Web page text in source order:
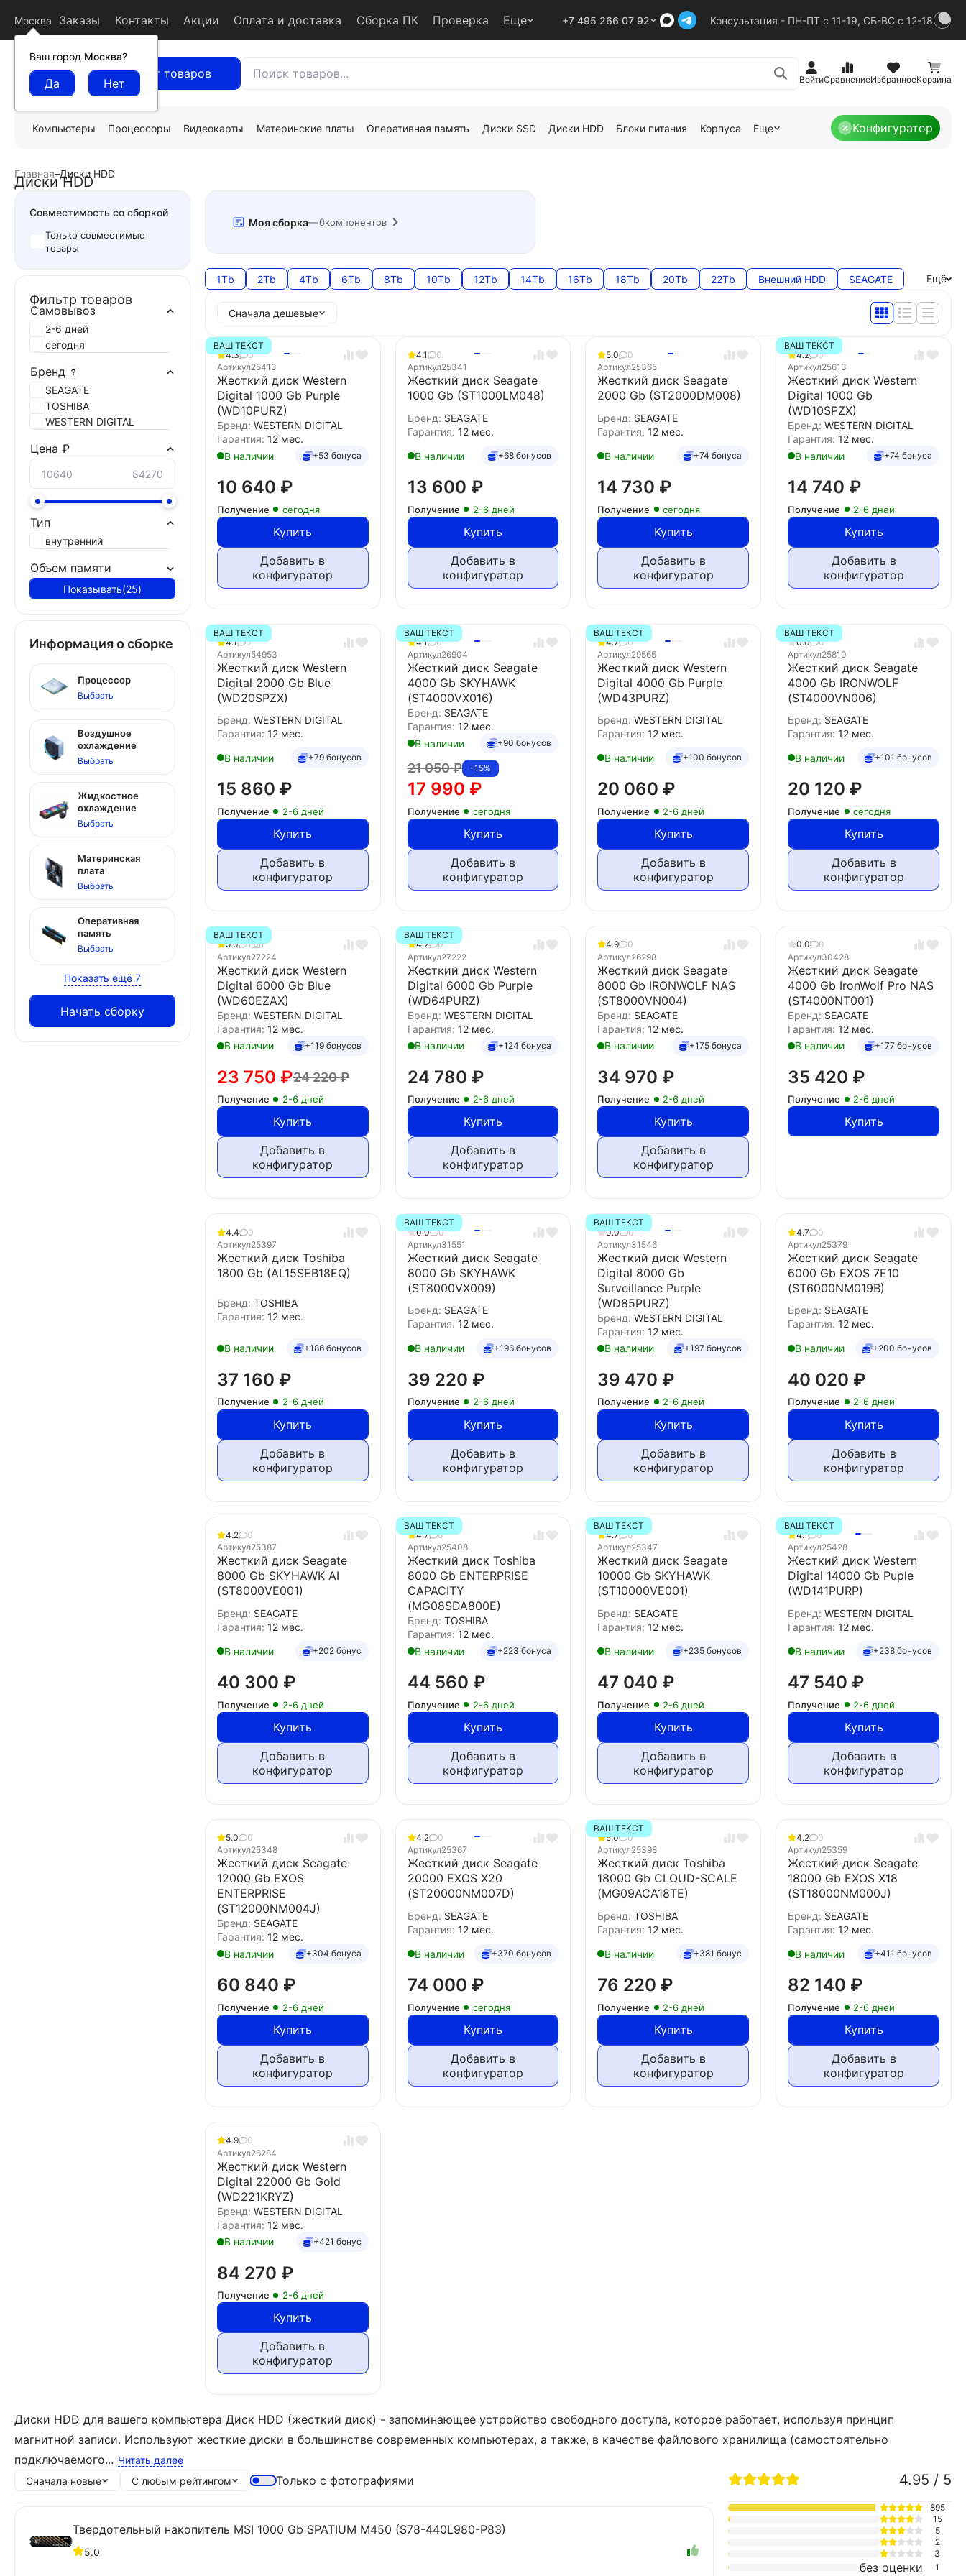
Москва
Ваш город Москва?
Заказы Контакты Акции Оплата и доставка Сборка ПК Проверка Еще +7 495 266 07 92 Консультация - ПН-ПТ с 11-19, СБ-ВС с 12-18
Каталог товаров ВойтиСравнениеИзбранноеКорзина
Компьютеры Процессоры Видеокарты Материнские платы Оперативная память Диски SSD Диски HDD Блоки питания Корпуса Еще Конфигуратор
Главная–Диски HDD
Диски HDD
Моя сборка 0компонентов
1Tb 2Tb 4Tb 6Tb 8Tb 10Tb 12Tb 14Tb 16Tb 18Tb 20Tb 22Tb Внешний HDD SEAGATE Ещё
Сначала дешевые
ВАШ ТЕКСТ
4.3
0
Артикул25413
Жесткий диск Western
Digital 1000 Gb Purple
(WD10PURZ)
Бренд: WESTERN DIGITAL
Гарантия: 12 мес.
В наличии
+53 бонуса
10 640 ₽
Получение сегодня
Купить
Добавить в
конфигуратор
4.1
0
Артикул25341
Жесткий диск Seagate
1000 Gb (ST1000LM048)
Бренд: SEAGATE
Гарантия: 12 мес.
В наличии
+68 бонусов
13 600 ₽
Получение 2-6 дней
Купить
Добавить в
конфигуратор
5.0
0
Артикул25365
Жесткий диск Seagate
2000 Gb (ST2000DM008)
Бренд: SEAGATE
Гарантия:12 мес.
В наличии
+74 бонуса
14 730 ₽
Получение сегодня
Купить
Добавить в
конфигуратор
ВАШ ТЕКСТ
4.2
0
Артикул25613
Жесткий диск Western
Digital 1000 Gb
(WD10SPZX)
Бренд:WESTERN DIGITAL
Гарантия:12 мес.
В наличии
+74 бонуса
14 740 ₽
Получение 2-6 дней
Купить
Добавить в
конфигуратор
ВАШ ТЕКСТ
4.1
0
Артикул54953
Жесткий диск Western
Digital 2000 Gb Blue
(WD20SPZX)
Бренд: WESTERN DIGITAL
Гарантия: 12 мес.
В наличии
+79 бонусов
15 860 ₽
Получение 2-6 дней
Купить
Добавить в
конфигуратор
ВАШ ТЕКСТ
4.1
0
Артикул26904
Жесткий диск Seagate
4000 Gb SKYHAWK
(ST4000VX016)
Бренд: SEAGATE
Гарантия: 12 мес.
В наличии
+90 бонусов
-15%
21 050₽
17 990 ₽
Получение сегодня
Купить
Добавить в
конфигуратор
ВАШ ТЕКСТ
4.7
0
Артикул29565
Жесткий диск Western
Digital 4000 Gb Purple
(WD43PURZ)
Бренд:WESTERN DIGITAL
Гарантия:12 мес.
В наличии
+100 бонусов
20 060 ₽
Получение 2-6 дней
Купить
Добавить в
конфигуратор
ВАШ ТЕКСТ
0.0
0
Артикул25810
Жесткий диск Seagate
4000 Gb IRONWOLF
(ST4000VN006)
Бренд: SEAGATE
Гарантия:12 мес.
В наличии
+101 бонусов
20 120 ₽
Получение сегодня
Купить
Добавить в
конфигуратор
ВАШ ТЕКСТ
5.0
1
1
Артикул27224
Жесткий диск Western
Digital 6000 Gb Blue
(WD60EZAX)
Бренд: WESTERN DIGITAL
Гарантия: 12 мес.
В наличии
+119 бонусов
24 220₽
23 750 ₽
Получение 2-6 дней
Купить
Добавить в
конфигуратор
ВАШ ТЕКСТ
4.2
0
Артикул27222
Жесткий диск Western
Digital 6000 Gb Purple
(WD64PURZ)
Бренд: WESTERN DIGITAL
Гарантия: 12 мес.
В наличии
+124 бонуса
24 780 ₽
Получение 2-6 дней
Купить
Добавить в
конфигуратор
4.9
0
Артикул26298
Жесткий диск Seagate
8000 Gb IRONWOLF NAS
(ST8000VN004)
Бренд: SEAGATE
Гарантия:12 мес.
В наличии
+175 бонуса
34 970 ₽
Получение 2-6 дней
Купить
Добавить в
конфигуратор
0.0
0
Артикул30428
Жесткий диск Seagate
4000 Gb IronWolf Pro NAS
(ST4000NT001)
Бренд: SEAGATE
Гарантия:12 мес.
В наличии
+177 бонусов
35 420 ₽
Получение 2-6 дней
Купить
4.4
0
Артикул25397
Жесткий диск Toshiba
1800 Gb (AL15SEB18EQ)
Бренд: TOSHIBA
Гарантия: 12 мес.
В наличии +186 бонусов
37 160 ₽
Получение 2-6 дней
Купить
Добавить в
конфигуратор
ВАШ ТЕКСТ
0.0
0
Артикул31551
Жесткий диск Seagate
8000 Gb SKYHAWK
(ST8000VX009)
Бренд: SEAGATE
Гарантия: 12 мес.
В наличии
+196 бонусов
39 220 ₽
Получение 2-6 дней
Купить
Добавить в
конфигуратор
ВАШ ТЕКСТ
0.0
0
Артикул31546
Жесткий диск Western
Digital 8000 Gb
Surveillance Purple
(WD85PURZ)
Бренд:WESTERN DIGITAL
Гарантия:12 мес.
В наличии
+197 бонусов
39 470 ₽
Получение 2-6 дней
Купить
Добавить в
конфигуратор
4.7
0
Артикул25379
Жесткий диск Seagate
6000 Gb EXOS 7E10
(ST6000NM019B)
Бренд: SEAGATE
Гарантия:12 мес.
В наличии
+200 бонусов
40 020 ₽
Получение 2-6 дней
Купить
Добавить в
конфигуратор
4.2
0
Артикул25387
Жесткий диск Seagate
8000 Gb SKYHAWK AI
(ST8000VE001)
Бренд: SEAGATE
Гарантия: 12 мес.
В наличии
+202 бонус
40 300 ₽
Получение 2-6 дней
Купить
Добавить в
конфигуратор
ВАШ ТЕКСТ
4.7
0
Артикул25408
Жесткий диск Toshiba
8000 Gb ENTERPRISE
CAPACITY
(MG08SDA800E)
Бренд: TOSHIBA
Гарантия: 12 мес.
В наличии
+223 бонуса
44 560 ₽
Получение 2-6 дней
Купить
Добавить в
конфигуратор
ВАШ ТЕКСТ
4.7
0
Артикул25347
Жесткий диск Seagate
10000 Gb SKYHAWK
(ST10000VE001)
Бренд: SEAGATE
Гарантия:12 мес.
В наличии
+235 бонусов
47 040 ₽
Получение 2-6 дней
Купить
Добавить в
конфигуратор
ВАШ ТЕКСТ
4.1
0
Артикул25428
Жесткий диск Western
Digital 14000 Gb Puple
(WD141PURP)
Бренд:WESTERN DIGITAL
Гарантия:12 мес.
В наличии
+238 бонусов
47 540 ₽
Получение 2-6 дней
Купить
Добавить в
конфигуратор
5.0
0
Артикул25348
Жесткий диск Seagate
12000 Gb EXOS
ENTERPRISE
(ST12000NM004J)
Бренд: SEAGATE
Гарантия: 12 мес.
В наличии
+304 бонуса
60 840 ₽
Получение 2-6 дней
Купить
Добавить в
конфигуратор
4.2
0
Артикул25367
Жесткий диск Seagate
20000 EXOS X20
(ST20000NM007D)
Бренд: SEAGATE
Гарантия: 12 мес.
В наличии
+370 бонусов
74 000 ₽
Получение сегодня
Купить
Добавить в
конфигуратор
ВАШ ТЕКСТ
5.0
0
Артикул25398
Жесткий диск Toshiba
18000 Gb CLOUD-SCALE
(MG09ACA18TE)
Бренд:TOSHIBA
Гарантия:12 мес.
В наличии
+381 бонус
76 220 ₽
Получение 2-6 дней
Купить
Добавить в
конфигуратор
4.2
0
Артикул25359
Жесткий диск Seagate
18000 Gb EXOS X18
(ST18000NM000J)
Бренд: SEAGATE
Гарантия:12 мес.
В наличии
+411 бонусов
82 140 ₽
Получение 2-6 дней
Купить
Добавить в
конфигуратор
4.9
0
Артикул26284
Жесткий диск Western
Digital 22000 Gb Gold
(WD221KRYZ)
Бренд: WESTERN DIGITAL
Гарантия: 12 мес.
В наличии
+421 бонус
84 270 ₽
Получение 2-6 дней
Купить
Добавить в
конфигуратор
Совместимость со сборкой
Только совместимые
товары
Фильтр товаров
Самовывоз
2-6 дней
сегодня
Бренд
SEAGATE
TOSHIBA
WESTERN DIGITAL
Цена ₽
Тип
внутренний
Объем памяти
Показывать(25)
Информация о сборке
Процессор
Выбрать
Воздушное
охлаждение
Выбрать
Жидкостное
охлаждение
Выбрать
Материнская
плата
Выбрать
Оперативная
память
Выбрать
Показать ещё 7
Начать сборку
Диски HDD для вашего компьютера Диск HDD (жесткий диск) - запоминающее устройство свободного доступа, которое работает, используя принцип
магнитной записи. Используют жесткие диски в большинстве современных компьютерах, а также, в качестве файлового хранилища (самостоятельно
подключаемого... Читать далее
4.95 / 5
895
15
5
2
3
без оценки 1
Сначала новые С любым рейтингом Только с фотографиями
Твердотельный накопитель MSI 1000 Gb SPATIUM M450 (S78-440L980-P83)
5.0